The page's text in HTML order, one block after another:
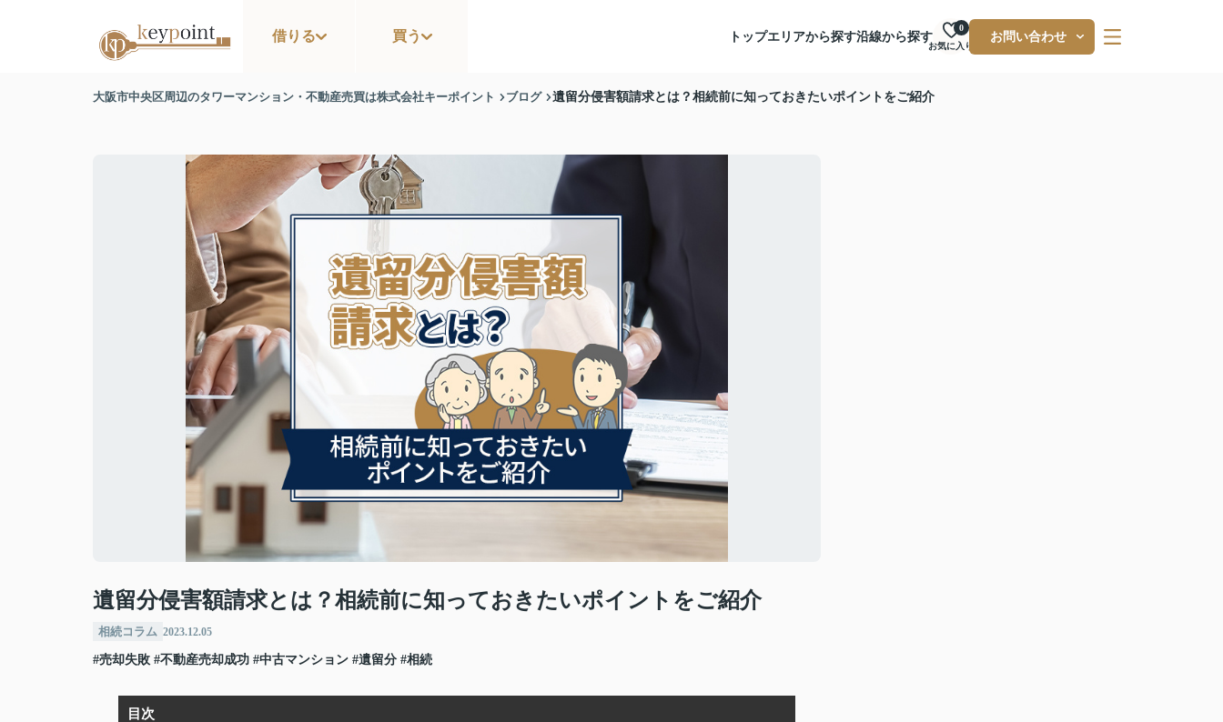
借りる 買う トップエリアから探す沿線から探す
お気に入り
0
お問い合わせ
大阪市中央区周辺のタワーマンション・不動産売買は株式会社キーポイント ブログ 遺留分侵害額請求とは？相続前に知っておきたいポイントをご紹介
遺留分侵害額請求とは？相続前に知っておきたいポイントをご紹介
相続コラム 2023.12.05
#売却失敗 #不動産売却成功 #中古マンション #遺留分 #相続
目次